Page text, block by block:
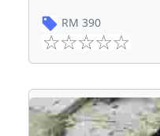
RM 390